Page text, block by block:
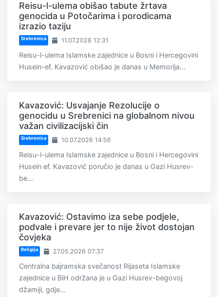
Reisu-l-ulema obišao tabute žrtava
genocida u Potočarima i porodicama
izrazio taziju
Srebrenica 11.07.2026 12:31
Reisu-l-ulema Islamske zajednice u Bosni i Hercegovini
Husein-ef. Kavazović obišao je danas u Memorija...
Kavazović: Usvajanje Rezolucije o
genocidu u Srebrenici na globalnom nivou
važan civilizacijski čin
Srebrenica 10.07.2026 14:56
Reisu-l-ulema Islamske zajednice u Bosni i Hercegovini
Husein ef. Kavazović poručio je danas u Gazi Husrev-
be...
Kavazović: Ostavimo iza sebe podjele,
podvale i prevare jer to nije život dostojan
čovjeka
Religija 27.05.2026 07:37
Centralna bajramska svečanost Rijaseta Islamske
zajednice u BiH održana je u Gazi Husrev-begovoj
džamiji, gdje...